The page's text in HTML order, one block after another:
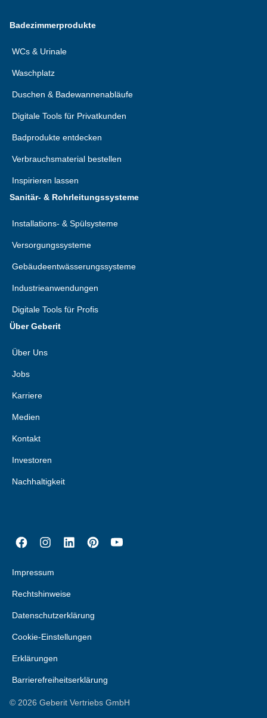
Badezimmerprodukte
WCs & Urinale
Waschplatz
Duschen & Badewannenabläufe
Digitale Tools für Privatkunden
Badprodukte entdecken
Verbrauchsmaterial bestellen
Inspirieren lassen
Sanitär- & Rohrleitungssysteme
Installations- & Spülsysteme
Versorgungssysteme
Gebäudeentwässerungssysteme
Industrieanwendungen
Digitale Tools für Profis
Über Geberit
Über Uns
Jobs
Karriere
Medien
Kontakt
Investoren
Nachhaltigkeit
Impressum
Rechtshinweise
Datenschutzerklärung
Cookie-Einstellungen
Erklärungen
Barrierefreiheitserklärung
© 2026 Geberit Vertriebs GmbH